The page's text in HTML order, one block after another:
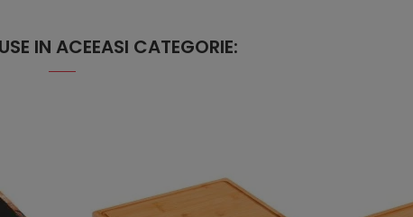
IN ACEEASI CATEGORIE: